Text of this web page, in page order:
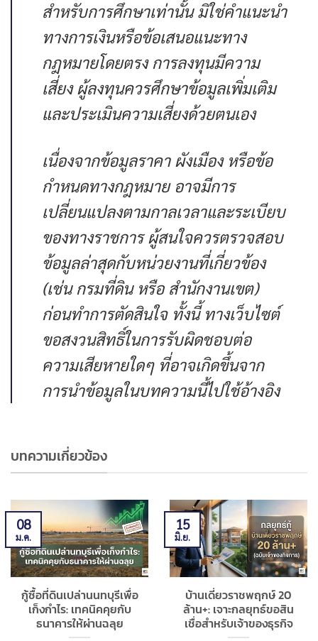
สำหรับการศึกษาเท่านั้น มิใช่คำแนะนำ
ทางการเงินหรือข้อเสนอแนะทาง
กฎหมายโดยตรง การลงทุนมีความ
เสี่ยง ผู้ลงทุนควรศึกษาข้อมูลเพิ่มเติม
และประเมินความเสี่ยงด้วยตนเอง
เนื่องจากข้อมูลราคา ผังเมือง หรือข้อ
กำหนดทางกฎหมาย อาจมีการ
เปลี่ยนแปลงตามกาลเวลาและระเบียบ
ของทางราชการ ผู้สนใจควรตรวจสอบ
ข้อมูลล่าสุดกับหน่วยงานที่เกี่ยวข้อง
(เช่น กรมที่ดิน หรือ สำนักงานเขต)
ก่อนทำการตัดสินใจ ทั้งนี้ ทางเว็บไซต์
ขอสงวนสิทธิ์ในการรับผิดชอบต่อ
ความเสียหายใดๆ ที่อาจเกิดขึ้นจาก
การนำข้อมูลในบทความนี้ไปใช้อ้างอิง
บทความเกี่ยวข้อง
กู้ซื้อที่ดินเปล่านนทบุรีเพื่อ
เก็งกำไร: เทคนิคคุยกับ
ธนาคารให้ผ่านฉลุย
08
ม.ค.
บ้านเดี่ยวราชพฤกษ์ 20
ล้าน+: เจาะกลยุทธ์ขอสิน
เชื่อสำหรับเจ้าของธุรกิจ
15
มิ.ย.